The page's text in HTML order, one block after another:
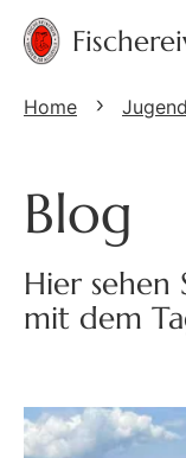
Home Jugend
Blog
Hier sehen
mit dem